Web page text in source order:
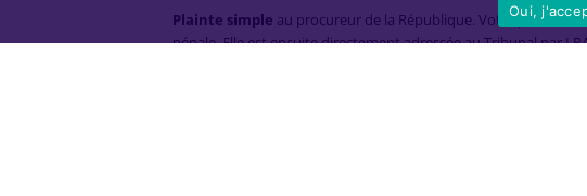
Plainte simple au procureur de la République. Votre plainte
pénale. Elle est ensuite directement adressée au Tribunal par
Oui,